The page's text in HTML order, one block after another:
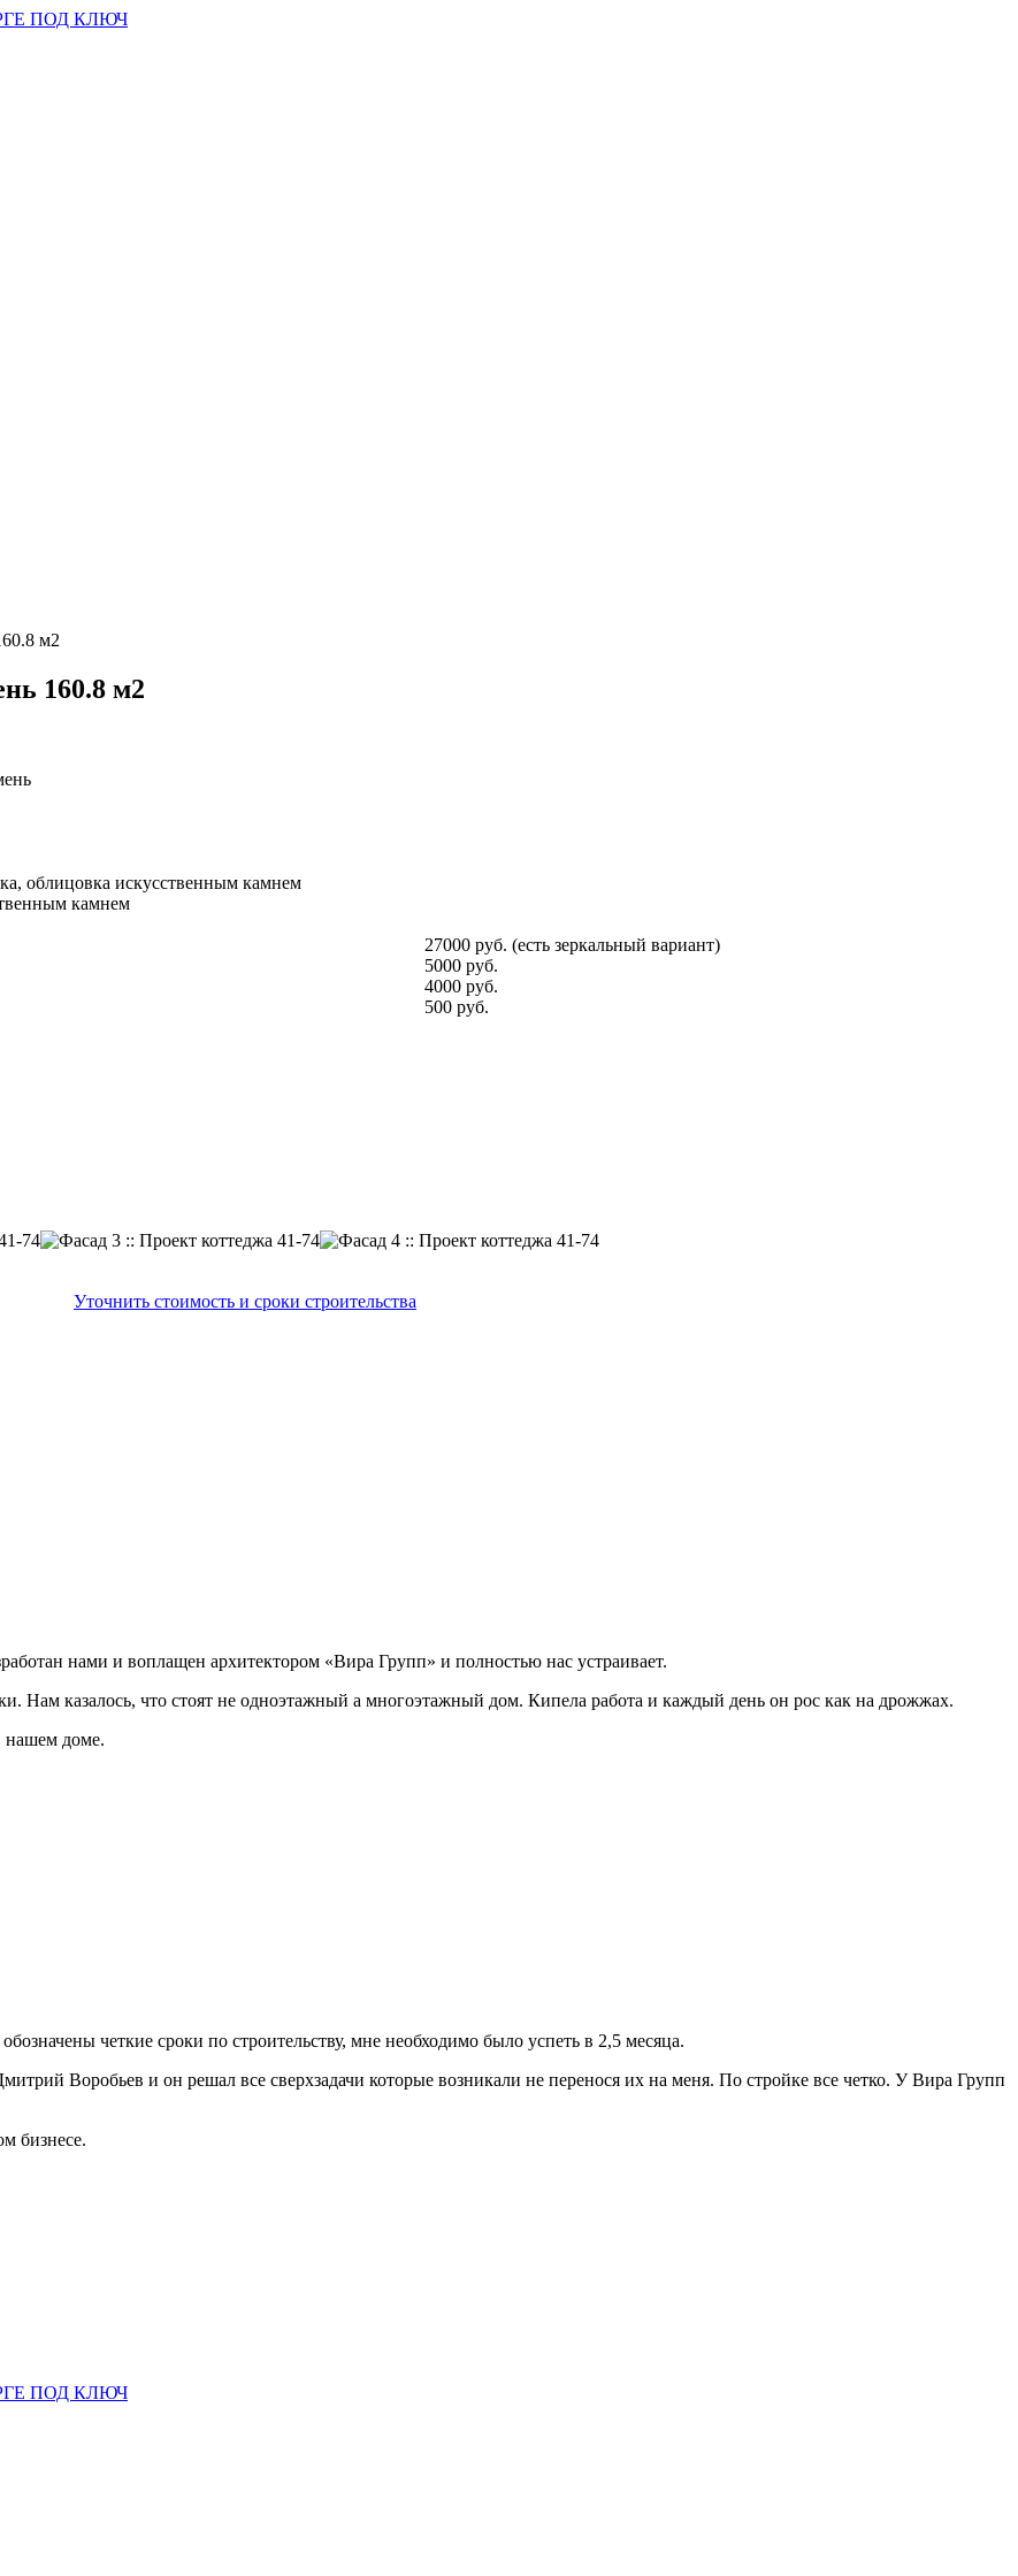
ПОД КЛЮЧ
м2
160.8 м2
облицовка искусственным камнем
камнем
27000 руб. (есть зеркальный вариант)
5000 руб.
4000 руб.
500 руб.
Уточнить стоимость и сроки строительства
нами и воплащен архитектором «Вира Групп» и полностью нас устраивает.
Нам казалось, что стоят не одноэтажный а многоэтажный дом. Кипела работа и каждый день он рос как на дрожжах.
нашем доме.
четкие сроки по строительству, мне необходимо было успеть в 2,5 месяца.
Воробьев и он решал все сверхзадачи которые возникали не перенося их на меня. По стройке все четко. У Вира Групп
бизнесе.
ПОД КЛЮЧ